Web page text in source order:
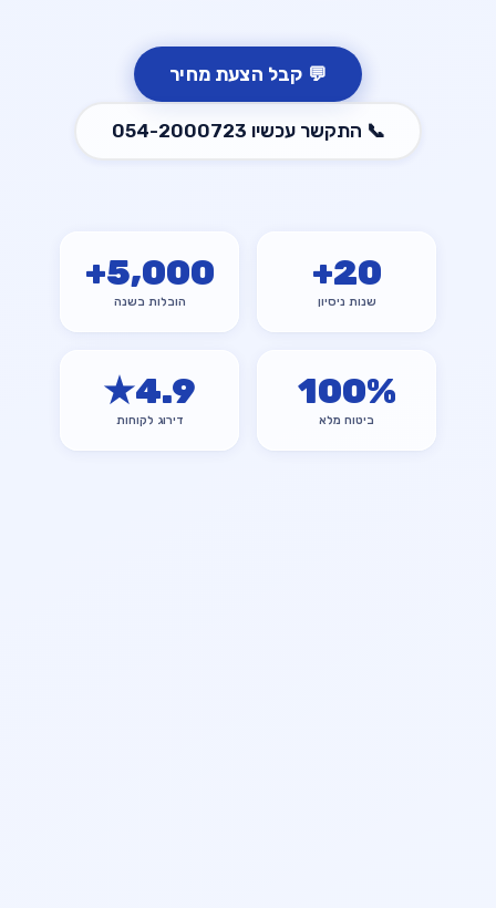
💬 קבל הצעת מחיר
📞 התקשר עכשיו 054-2000723
20
+
שנות ניסיון
5,000
+
הובלות בשנה
100%
ביטוח מלא
4.9
★
דירוג לקוחות